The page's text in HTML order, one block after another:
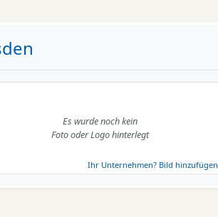
Es wurde noch kein
Foto oder Logo hinterlegt
Ihr Unternehmen? Bild hinzufügen